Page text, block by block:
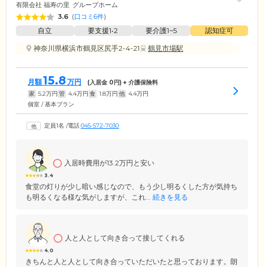
有限会社 福寿の里 グループホーム
3.6 (口コミ6件)
自立 要支援1•2 要介護1~5
認知症可
神奈川県横浜市鶴見区尻手2-4-21
鶴見市場駅
月額15.8 万円 (入居金 0 円) + 介護保険料
家 5.2万円 管 4.4万円 食 1.8万円 他 4.4万円
個室 / 基本プラン
定員1名 /電話045-572-7030
3.4
入居時費用が13.2万円と安い
食堂の灯りが少し暗い感じなので、もう少し明るくした方が気持ち
も明るくなる様な気がしますが、これ... 続きを見る
4.0
人と人として向き合って接してくれる
きちんと人と人として向き合っていただいたと思っております。朗